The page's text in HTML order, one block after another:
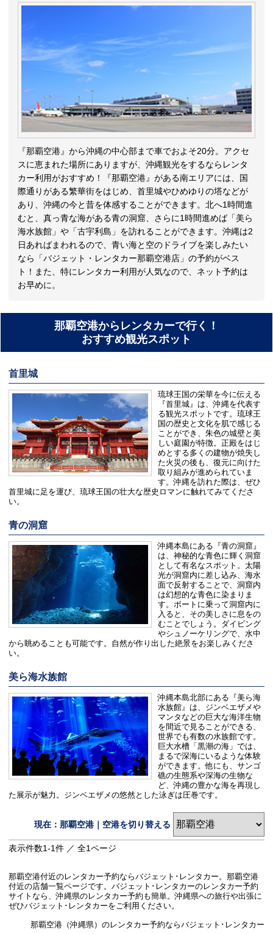
『那覇空港』から沖縄の中心部まで車でおよそ20分。アクセ
スに恵まれた場所にありますが、沖縄観光をするならレンタ
カー利用がおすすめ！『那覇空港』がある南エリアには、国
際通りがある繁華街をはじめ、首里城やひめゆりの塔などが
あり、沖縄の今と昔を体感することができます。北へ1時間進
むと、真っ青な海がある青の洞窟、さらに1時間進めば「美ら
海水族館」や「古宇利島」を訪れることができます。沖縄は2
日あればまわれるので、青い海と空のドライブを楽しみたい
なら「バジェット・レンタカー那覇空港店」の予約がベス
ト！また、特にレンタカー利用が人気なので、ネット予約は
お早めに。
那覇空港からレンタカーで行く！
おすすめ観光スポット
首里城
琉球王国の栄華を今に伝える
『首里城』は、沖縄を代表す
る観光スポットです。琉球王
国の歴史と文化を肌で感じる
ことができ、朱色の城壁と美
しい庭園が特徴。正殿をはじ
めとする多くの建物が焼失し
た火災の後も、復元に向けた
取り組みが進められていま
す。沖縄を訪れた際は、ぜひ
首里城に足を運び、琉球王国の壮大な歴史ロマンに触れてみてくださ
い。
青の洞窟
沖縄本島にある『青の洞窟』
は、神秘的な青色に輝く洞窟
として有名なスポット。太陽
光が洞窟内に差し込み、海水
面で反射することで、洞窟内
は幻想的な青色に染まりま
す。ボートに乗って洞窟内に
入ると、その美しさに息をの
むことでしょう。ダイビング
やシュノーケリングで、水中
から眺めることも可能です。自然が作り出した絶景をお楽しみくださ
い。
美ら海水族館
沖縄本島北部にある『美ら海
水族館』は、ジンベエザメや
マンタなどの巨大な海洋生物
を間近で見ることができる、
世界でも有数の水族館です。
巨大水槽「黒潮の海」では、
まるで深海にいるような体験
ができます。他にも、サンゴ
礁の生態系や深海の生物な
ど、沖縄の豊かな海を再現し
た展示が魅力。ジンベエザメの悠然とした泳ぎは圧巻です。
現在：那覇空港｜空港を切り替える
表示件数1-1件 ／ 全1ページ
那覇空港付近のレンタカー予約ならバジェット･レンタカー。那覇空港
付近の店舗一覧ページです。バジェット･レンタカーのレンタカー予約
サイトなら、沖縄県のレンタカー予約も簡単。沖縄県への旅行や出張に
ぜひバジェット･レンタカーをご利用ください。
那覇空港（沖縄県）のレンタカー予約ならバジェット･レンタカー